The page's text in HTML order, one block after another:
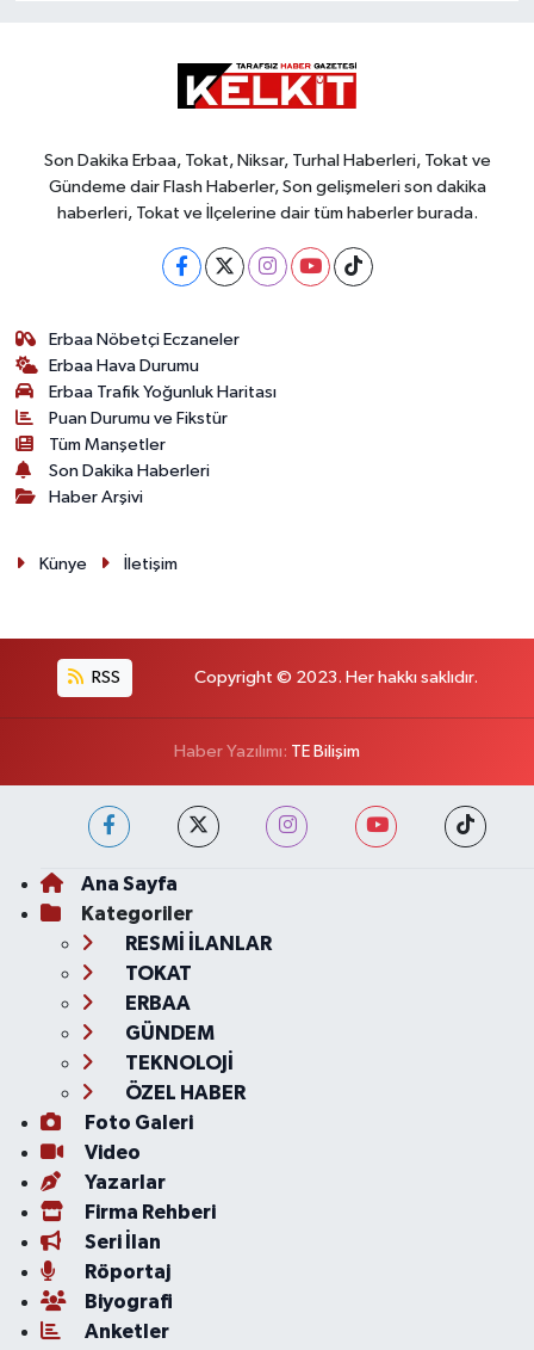
Son Dakika Erbaa, Tokat, Niksar, Turhal Haberleri, Tokat ve
Gündeme dair Flash Haberler, Son gelişmeleri son dakika
haberleri, Tokat ve İlçelerine dair tüm haberler burada.
Erbaa Nöbetçi Eczaneler
Erbaa Hava Durumu
Erbaa Trafik Yoğunluk Haritası
Puan Durumu ve Fikstür
Tüm Manşetler
Son Dakika Haberleri
Haber Arşivi
Künye İletişim
RSS Copyright © 2023. Her hakkı saklıdır.
Haber Yazılımı: TE Bilişim
Ana Sayfa
Kategoriler
RESMİ İLANLAR
TOKAT
ERBAA
GÜNDEM
TEKNOLOJİ
ÖZEL HABER
Foto Galeri
Video
Yazarlar
Firma Rehberi
Seri İlan
Röportaj
Biyografi
Anketler